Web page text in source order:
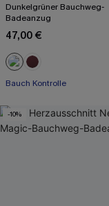
Dunkelgrüner Bauchweg-
Badeanzug
47,00 €
Bauch Kontrolle
-10%